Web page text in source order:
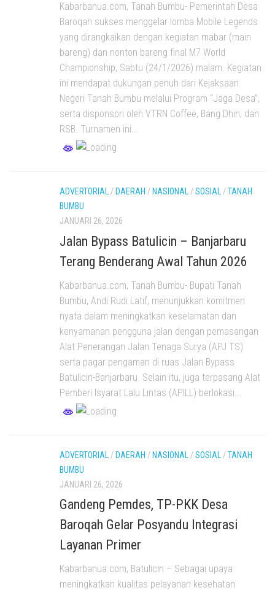
Kabarbanua.com, Tanah Bumbu- Pemerintah Desa
Baroqah sukses menggelar lomba Mobile Legends
yang dirangkaikan dengan kegiatan mabar (main
bareng) dan nonton bareng final M7 World
Championship, Sabtu (24/1/2026) malam. Kegiatan
ini mendapat dukungan penuh dari Kejaksaan
Negeri Tanah Bumbu melalui Program “Jaga Desa”,
serta disponsori oleh VTRN Coffee, Bang Dhin, dan
RSB. Turnamen ini...
ADVERTORIAL/ DAERAH / NASIONAL/SOSIAL/TANAH
BUMBU
JANUARI 26, 2026
Jalan Bypass Batulicin – Banjarbaru
Terang Benderang Awal Tahun 2026
Kabarbanua.com, Tanah Bumbu- Bupati Tanah
Bumbu, Andi Rudi Latif, menunjukkan komitmen
nyata dalam meningkatkan keselamatan dan
kenyamanan pengguna jalan dengan pemasangan
Alat Penerangan Jalan Tenaga Surya (APJ TS)
serta pagar pengaman di ruas Jalan Bypass
Batulicin-Banjarbaru. Selain itu, juga terpasang Alat
Pemberi Isyarat Lalu Lintas (APILL) berlokasi...
ADVERTORIAL / DAERAH / NASIONAL /SOSIAL /TANAH
BUMBU
JANUARI 26, 2026
Gandeng Pemdes, TP-PKK Desa
Baroqah Gelar Posyandu Integrasi
Layanan Primer
Kabarbanua.com, Batulicin – Sebagai upaya
meningkatkan kualitas pelayanan kesehatan